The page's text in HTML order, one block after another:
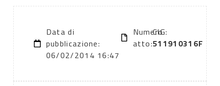
Data di
pubblicazione:
06/02/2014 16:47
Numero
atto:
CIG:
511910316F